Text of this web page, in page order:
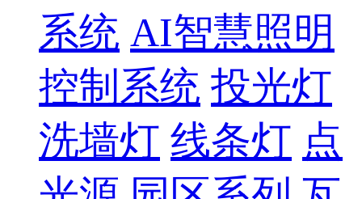
系统 AI智慧照明
控制系统 投光灯
洗墙灯 线条灯 点